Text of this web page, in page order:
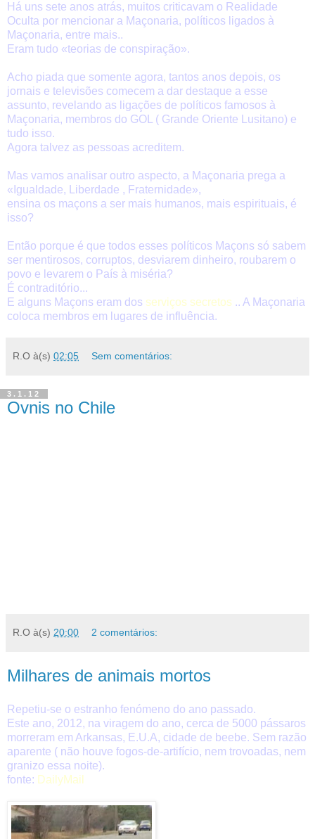
Há uns sete anos atrás, muitos criticavam o Realidade
Oculta por mencionar a Maçonaria, políticos ligados à
Maçonaria, entre mais..
Eram tudo «teorias de conspiração».
Acho piada que somente agora, tantos anos depois, os
jornais e televisões comecem a dar destaque a esse
assunto, revelando as ligações de políticos famosos à
Maçonaria, membros do GOL ( Grande Oriente Lusitano) e
tudo isso.
Agora talvez as pessoas acreditem.
Mas vamos analisar outro aspecto, a Maçonaria prega a
«Igualdade, Liberdade , Fraternidade»,
ensina os maçons a ser mais humanos, mais espirituais, é
isso?
Então porque é que todos esses políticos Maçons só sabem
ser mentirosos, corruptos, desviarem dinheiro, roubarem o
povo e levarem o País à miséria?
É contraditório...
E alguns Maçons eram dos serviços secretos .. A Maçonaria
coloca membros em lugares de influência.
R.O à(s) 02:05 Sem comentários:
3.1.12
Ovnis no Chile
R.O à(s) 20:00 2 comentários:
Milhares de animais mortos
Repetiu-se o estranho fenómeno do ano passado.
Este ano, 2012, na viragem do ano, cerca de 5000 pássaros
morreram em Arkansas, E.U.A, cidade de beebe. Sem razão
aparente ( não houve fogos-de-artifício, nem trovoadas, nem
granizo essa noite).
fonte: DailyMail